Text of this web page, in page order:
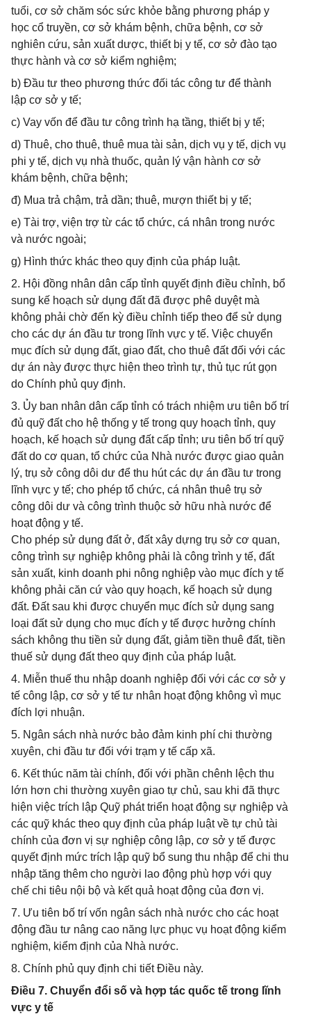
tuổi, cơ sở chăm sóc sức khỏe bằng phương pháp y
học cổ truyền, cơ sở khám bệnh, chữa bệnh, cơ sở
nghiên cứu, sản xuất dược, thiết bị y tế, cơ sở đào tạo
thực hành và cơ sở kiểm nghiệm;
b) Đầu tư theo phương thức đối tác công tư để thành
lập cơ sở y tế;
c) Vay vốn để đầu tư công trình hạ tầng, thiết bị y tế;
d) Thuê, cho thuê, thuê mua tài sản, dịch vụ y tế, dịch vụ
phi y tế, dịch vụ nhà thuốc, quản lý vận hành cơ sở
khám bệnh, chữa bệnh;
đ) Mua trả chậm, trả dần; thuê, mượn thiết bị y tế;
e) Tài trợ, viện trợ từ các tổ chức, cá nhân trong nước
và nước ngoài;
g) Hình thức khác theo quy định của pháp luật.
2. Hội đồng nhân dân cấp tỉnh quyết định điều chỉnh, bổ
sung kế hoạch sử dụng đất đã được phê duyệt mà
không phải chờ đến kỳ điều chỉnh tiếp theo để sử dụng
cho các dự án đầu tư trong lĩnh vực y tế. Việc chuyển
mục đích sử dụng đất, giao đất, cho thuê đất đối với các
dự án này được thực hiện theo trình tự, thủ tục rút gọn
do Chính phủ quy định.
3. Ủy ban nhân dân cấp tỉnh có trách nhiệm ưu tiên bố trí
đủ quỹ đất cho hệ thống y tế trong quy hoạch tỉnh, quy
hoạch, kế hoạch sử dụng đất cấp tỉnh; ưu tiên bố trí quỹ
đất do cơ quan, tổ chức của Nhà nước được giao quản
lý, trụ sở công dôi dư để thu hút các dự án đầu tư trong
lĩnh vực y tế; cho phép tổ chức, cá nhân thuê trụ sở
công dôi dư và công trình thuộc sở hữu nhà nước để
hoạt động y tế.
Cho phép sử dụng đất ở, đất xây dựng trụ sở cơ quan,
công trình sự nghiệp không phải là công trình y tế, đất
sản xuất, kinh doanh phi nông nghiệp vào mục đích y tế
không phải căn cứ vào quy hoạch, kế hoạch sử dụng
đất. Đất sau khi được chuyển mục đích sử dụng sang
loại đất sử dụng cho mục đích y tế được hưởng chính
sách không thu tiền sử dụng đất, giảm tiền thuê đất, tiền
thuế sử dụng đất theo quy định của pháp luật.
4. Miễn thuế thu nhập doanh nghiệp đối với các cơ sở y
tế công lập, cơ sở y tế tư nhân hoạt động không vì mục
đích lợi nhuận.
5. Ngân sách nhà nước bảo đảm kinh phí chi thường
xuyên, chi đầu tư đối với trạm y tế cấp xã.
6. Kết thúc năm tài chính, đối với phần chênh lệch thu
lớn hơn chi thường xuyên giao tự chủ, sau khi đã thực
hiện việc trích lập Quỹ phát triển hoạt động sự nghiệp và
các quỹ khác theo quy định của pháp luật về tự chủ tài
chính của đơn vị sự nghiệp công lập, cơ sở y tế được
quyết định mức trích lập quỹ bổ sung thu nhập để chi thu
nhập tăng thêm cho người lao động phù hợp với quy
chế chi tiêu nội bộ và kết quả hoạt động của đơn vị.
7. Ưu tiên bố trí vốn ngân sách nhà nước cho các hoạt
động đầu tư nâng cao năng lực phục vụ hoạt động kiểm
nghiệm, kiểm định của Nhà nước.
8. Chính phủ quy định chi tiết Điều này.
Điều 7. Chuyển đổi số và hợp tác quốc tế trong lĩnh
vực y tế